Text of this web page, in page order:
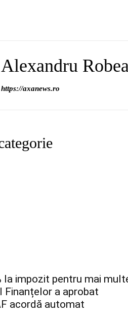
Alexandru Robea
https://axanews.ro
la impozit pentru mai
Finanțelor a aprobat
acordă automat